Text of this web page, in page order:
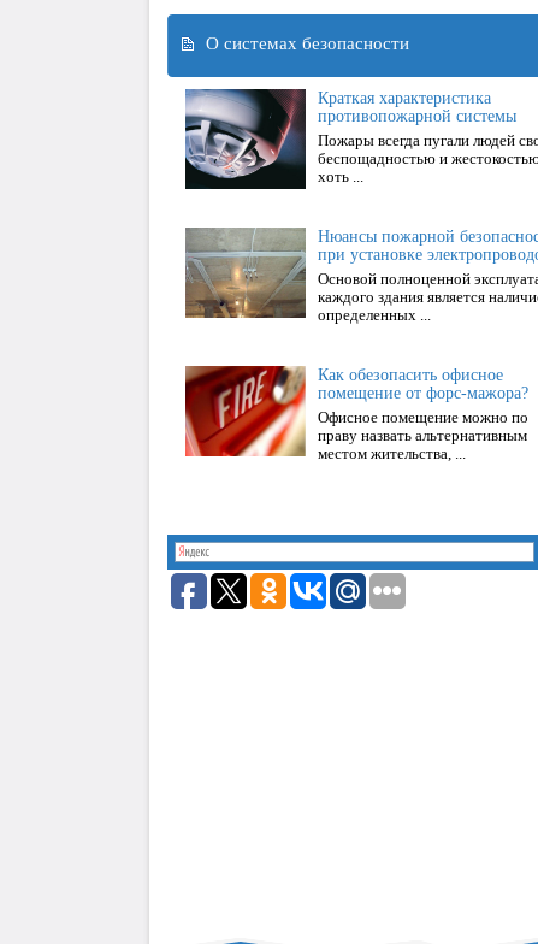
О системах безопасности
Краткая характеристика
противопожарной системы
Пожары всегда пугали людей
беспощадностью и
хоть ...
Нюансы пожарной
при установке
Основой полноценной
каждого здания является
определенных ...
Как обезопасить офисное
помещение от форс-мажора?
Офисное помещение можно по
праву назвать альтернативным
местом жительства, ...